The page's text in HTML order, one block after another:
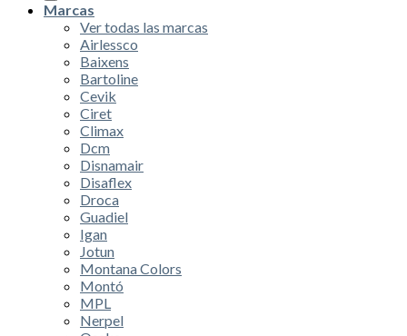
Marcas
Ver todas las marcas
Airlessco
Baixens
Bartoline
Cevik
Ciret
Climax
Dcm
Disnamair
Disaflex
Droca
Guadiel
Igan
Jotun
Montana Colors
Montó
MPL
Nerpel